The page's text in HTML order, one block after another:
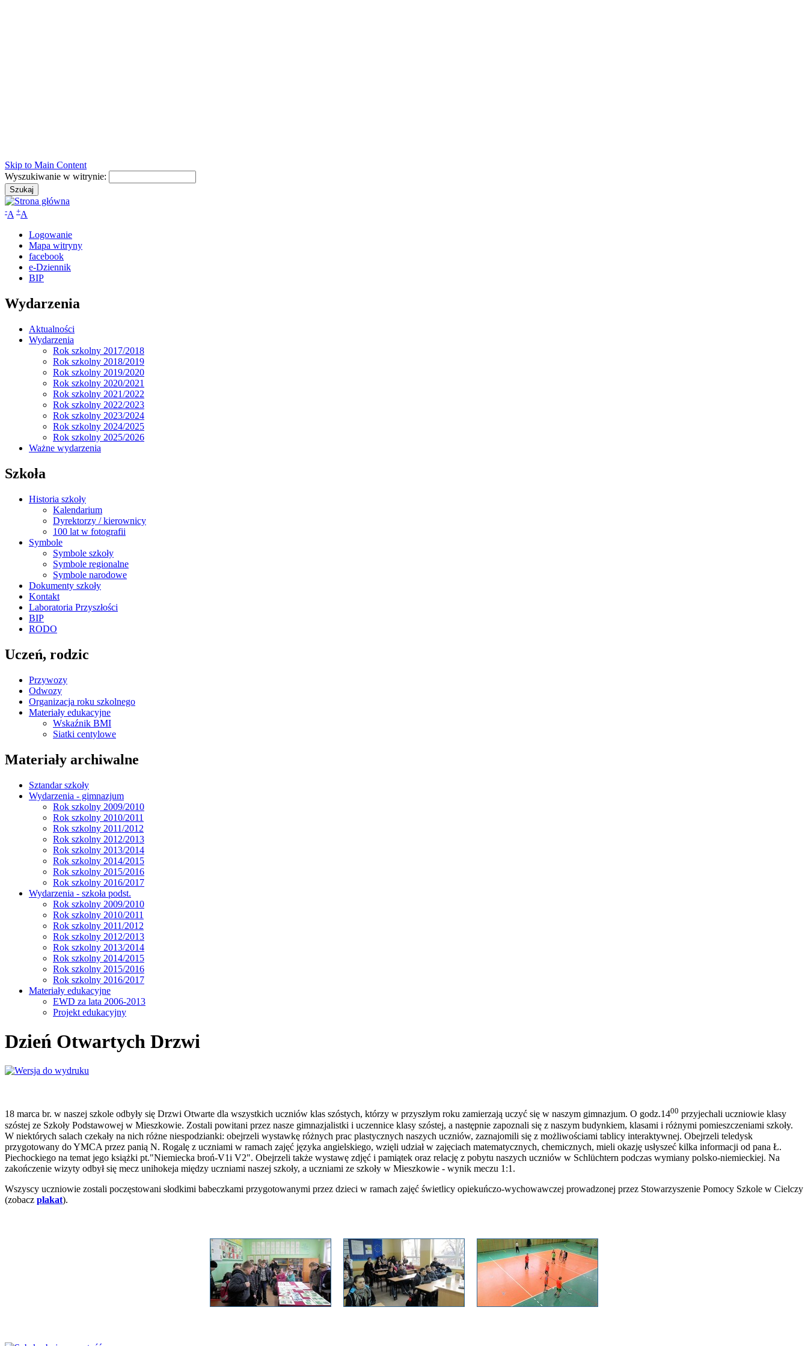
Skip to Main Content
Wyszukiwanie w witrynie:
-A +A
Logowanie
Mapa witryny
facebook
e-Dziennik
BIP
Wydarzenia
Aktualności
Wydarzenia
Rok szkolny 2017/2018
Rok szkolny 2018/2019
Rok szkolny 2019/2020
Rok szkolny 2020/2021
Rok szkolny 2021/2022
Rok szkolny 2022/2023
Rok szkolny 2023/2024
Rok szkolny 2024/2025
Rok szkolny 2025/2026
Ważne wydarzenia
Szkoła
Historia szkoły
Kalendarium
Dyrektorzy / kierownicy
100 lat w fotografii
Symbole
Symbole szkoły
Symbole regionalne
Symbole narodowe
Dokumenty szkoły
Kontakt
Laboratoria Przyszłości
BIP
RODO
Uczeń, rodzic
Przywozy
Odwozy
Organizacja roku szkolnego
Materiały edukacyjne
Wskaźnik BMI
Siatki centylowe
Materiały archiwalne
Sztandar szkoły
Wydarzenia - gimnazjum
Rok szkolny 2009/2010
Rok szkolny 2010/2011
Rok szkolny 2011/2012
Rok szkolny 2012/2013
Rok szkolny 2013/2014
Rok szkolny 2014/2015
Rok szkolny 2015/2016
Rok szkolny 2016/2017
Wydarzenia - szkoła podst.
Rok szkolny 2009/2010
Rok szkolny 2010/2011
Rok szkolny 2011/2012
Rok szkolny 2012/2013
Rok szkolny 2013/2014
Rok szkolny 2014/2015
Rok szkolny 2015/2016
Rok szkolny 2016/2017
Materiały edukacyjne
EWD za lata 2006-2013
Projekt edukacyjny
Dzień Otwartych Drzwi
18 marca br. w naszej szkole odbyły się Drzwi Otwarte dla wszystkich uczniów klas szóstych, którzy w przyszłym roku zamierzają uczyć się w naszym gimnazjum. O godz.1400 przyjechali uczniowie klasy
szóstej ze Szkoły Podstawowej w Mieszkowie. Zostali powitani przez nasze gimnazjalistki i uczennice klasy szóstej, a następnie zapoznali się z naszym budynkiem, klasami i różnymi pomieszczeniami szkoły.
W niektórych salach czekały na nich różne niespodzianki: obejrzeli wystawkę różnych prac plastycznych naszych uczniów, zaznajomili się z możliwościami tablicy interaktywnej. Obejrzeli teledysk
przygotowany do YMCA przez panią N. Rogalę z uczniami w ramach zajęć języka angielskiego, wzięli udział w zajęciach matematycznych, chemicznych, mieli okazję usłyszeć kilka informacji od pana Ł.
Piechockiego na temat jego książki pt."Niemiecka broń-V1i V2". Obejrzeli także wystawę zdjęć i pamiątek oraz relację z pobytu naszych uczniów w Schlüchtern podczas wymiany polsko-niemieckiej. Na
zakończenie wizyty odbył się mecz unihokeja między uczniami naszej szkoły, a uczniami ze szkoły w Mieszkowie - wynik meczu 1:1.
Wszyscy uczniowie zostali poczęstowani słodkimi babeczkami przygotowanymi przez dzieci w ramach zajęć świetlicy opiekuńczo-wychowawczej prowadzonej przez Stowarzyszenie Pomocy Szkole w Cielczy
(zobacz plakat).